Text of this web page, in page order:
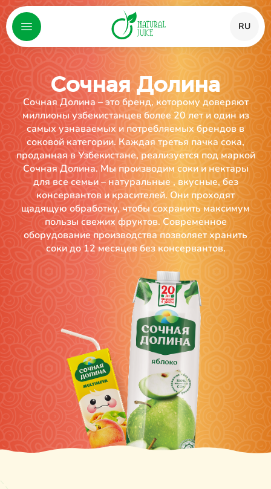
RU
Сочная Долина
Сочная Долина – это бренд, которому доверяют
миллионы узбекистанцев более 20 лет и один из
самых узнаваемых и потребляемых брендов в
соковой категории. Каждая третья пачка сока,
проданная в Узбекистане, реализуется под маркой
Сочная Долина. Мы производим соки и нектары
для все семьи – натуральные , вкусные, без
консервантов и красителей. Они проходят
щадящую обработку, чтобы сохранить максимум
пользы свежих фруктов. Современное
оборудование производства позволяет хранить
соки до 12 месяцев без консервантов.